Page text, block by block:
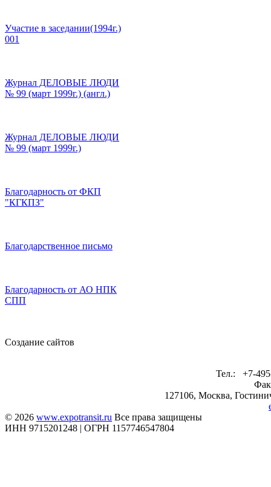
Участие в заседании(1994г.)
001
Журнал ДЕЛОВЫЕ ЛЮДИ
№ 99 (март 1999г.) (англ.)
Журнал ДЕЛОВЫЕ ЛЮДИ
№ 99 (март 1999г.)
Благодарность от ФКП
"КГКПЗ"
Благодарственное письмо
Благодарность от АО НПК
СПП
Создание сайтов
Тел.: +7-
127106, Москва,
© 2026 www.expotransit.ru Все права защищены
ИНН 9715201248 | ОГРН 1157746547804